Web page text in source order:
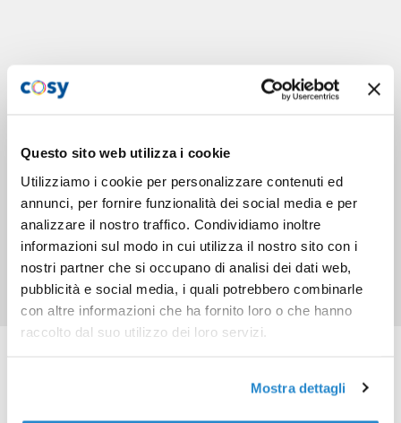
Questo sito web utilizza i cookie
Utilizziamo i cookie per personalizzare contenuti ed
annunci, per fornire funzionalità dei social media e per
analizzare il nostro traffico. Condividiamo inoltre
informazioni sul modo in cui utilizza il nostro sito con i
nostri partner che si occupano di analisi dei dati web,
pubblicità e social media, i quali potrebbero combinarle
con altre informazioni che ha fornito loro o che hanno
raccolto dal suo utilizzo dei loro servizi.
Mostra dettagli